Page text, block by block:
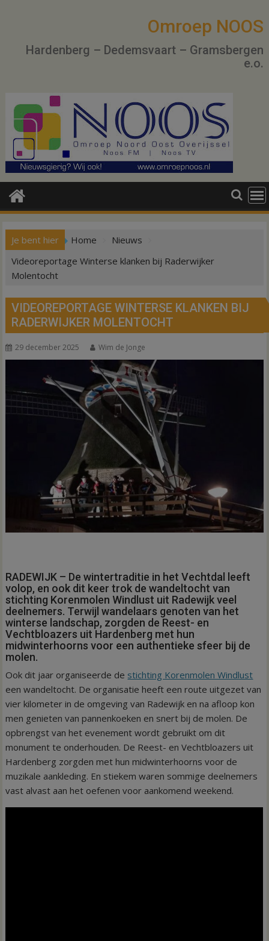
Omroep NOOS
Hardenberg – Dedemsvaart – Gramsbergen
e.o.
Je bent hier Home
Nieuws
Videoreportage Winterse klanken bij Raderwijker
Molentocht
VIDEOREPORTAGE WINTERSE KLANKEN BIJ
RADERWIJKER MOLENTOCHT
29 december 2025 Wim de Jonge
RADEWIJK – De wintertraditie in het Vechtdal leeft
volop, en ook dit keer trok de wandeltocht van
stichting Korenmolen Windlust uit Radewijk veel
deelnemers. Terwijl wandelaars genoten van het
winterse landschap, zorgden de Reest- en
Vechtbloazers uit Hardenberg met hun
midwinterhoorns voor een authentieke sfeer bij de
molen.
Ook dit jaar organiseerde de stichting Korenmolen Windlust
een wandeltocht. De organisatie heeft een route uitgezet van
vier kilometer in de omgeving van Radewijk en na afloop kon
men genieten van pannenkoeken en snert bij de molen. De
opbrengst van het evenement wordt gebruikt om dit
monument te onderhouden. De Reest- en Vechtbloazers uit
Hardenberg zorgden met hun midwinterhoorns voor de
muzikale aankleding. En stiekem waren sommige deelnemers
vast alvast aan het oefenen voor aankomend weekend.